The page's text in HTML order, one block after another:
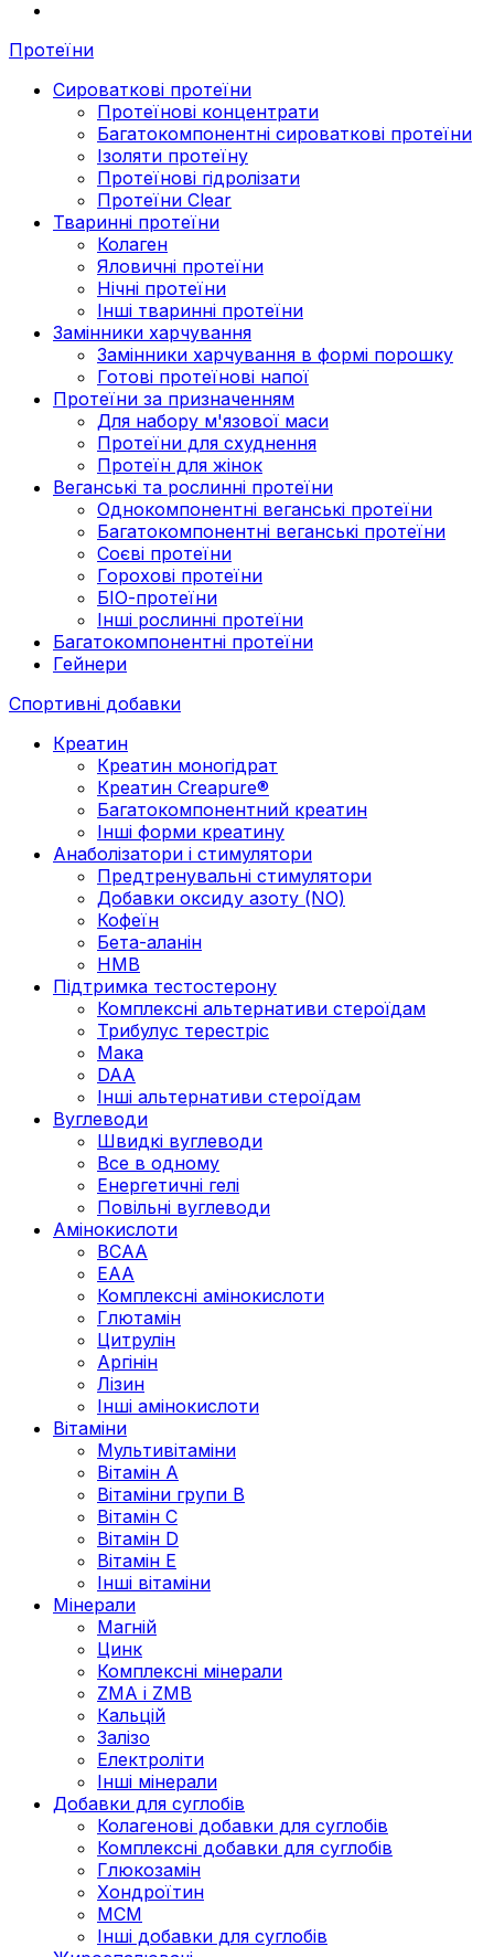
Протеїни
Сироваткові протеїни
Протеїнові концентрати
Багатокомпонентні сироваткові протеїни
Ізоляти протеїну
Протеїнові гідролізати
Протеїни Clear
Тваринні протеїни
Колаген
Яловичні протеїни
Нічні протеїни
Інші тваринні протеїни
Замінники харчування
Замінники харчування в формі порошку
Готові протеїнові напої
Протеїни за призначенням
Для набору м'язової маси
Протеїни для схуднення
Протеїн для жінок
Веганські та рослинні протеїни
Однокомпонентні веганські протеїни
Багатокомпонентні веганські протеїни
Cоєві протеїни
Горохові протеїни
БІО-протеїни
Інші рослинні протеїни
Багатокомпонентні протеїни
Гейнери
Спортивні добавки
Креатин
Креатин моногідрат
Креатин Creapure®
Багатокомпонентний креатин
Інші форми креатину
Анаболізатори і стимулятори
Предтренувальні стимулятори
Добавки оксиду азоту (NO)
Кофеїн
Бета-аланін
HMB
Підтримка тестостерону
Комплексні альтернативи стероїдам
Трибулус терестріс
Мака
DAA
Інші альтернативи стероїдам
Вуглеводи
Швидкі вуглеводи
Все в одному
Енергетичні гелі
Повільні вуглеводи
Амінокислоти
BCAA
EAA
Комплексні амінокислоти
Глютамін
Цитрулін
Аргінін
Лізин
Інші амінокислоти
Вітаміни
Мультивітаміни
Вітамін А
Вітаміни групи В
Вітамін C
Вітамін D
Вітамін Е
Інші вітаміни
Мінерали
Магній
Цинк
Комплексні мінерали
ZMA і ZMB
Кальцій
Залізо
Електроліти
Інші мінерали
Добавки для суглобів
Колагенові добавки для суглобів
Комплексні добавки для суглобів
Глюкозамін
Хондроїтин
МСМ
Інші добавки для суглобів